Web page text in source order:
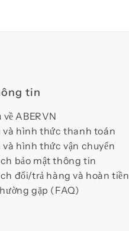
tin
ABERVN
và hình thức thanh toán
hình thức vận chuyển
bảo mật thông tin
đổi/trả hàng và hoàn tiền
gặp (FAQ)